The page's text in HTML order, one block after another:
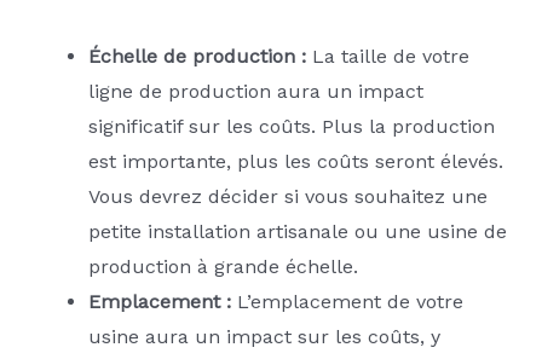
Échelle de production :La taille de votre
ligne de production aura un impact
significatif sur les coûts. Plus la production
est importante, plus les coûts seront élevés.
Vous devrez décider si vous souhaitez une
petite installation artisanale ou une usine de
production à grande échelle.
Emplacement : L’emplacement de votre
usine aura un impact sur les coûts, y